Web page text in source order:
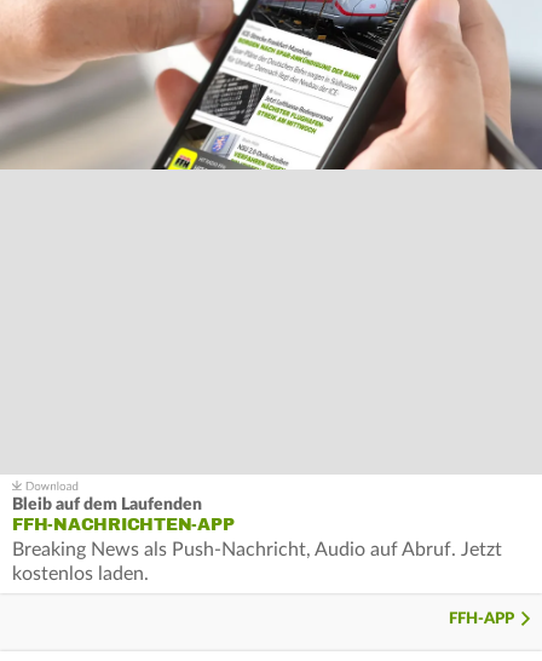
Bleib auf dem Laufenden
FFH-NACHRICHTEN-APP
Breaking News als Push-Nachricht, Audio auf Abruf. Jetzt
kostenlos laden.
FFH-APP